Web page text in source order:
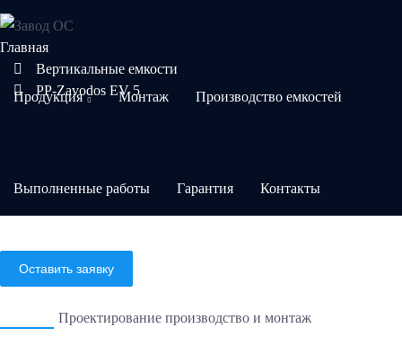
Продукция Монтаж Производство емкостей
Выполненные работы Гарантия Контакты
Оставить заявку
Главная
Вертикальные емкости
PP-Zavodos EV 5
Проектирование производство и монтаж